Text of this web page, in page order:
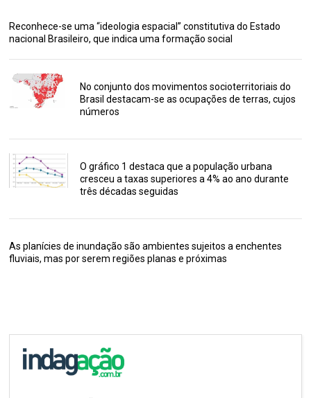
Reconhece-se uma “ideologia espacial” constitutiva do Estado
nacional Brasileiro, que indica uma formação social
No conjunto dos movimentos socioterritoriais do
Brasil destacam-se as ocupações de terras, cujos
números
O gráfico 1 destaca que a população urbana
cresceu a taxas superiores a 4% ao ano durante
três décadas seguidas
As planícies de inundação são ambientes sujeitos a enchentes
fluviais, mas por serem regiões planas e próximas